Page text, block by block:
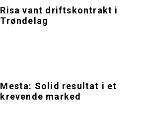
Risa vant driftskontrakt i
Trøndelag
Mesta: Solid resultat i et
krevende marked